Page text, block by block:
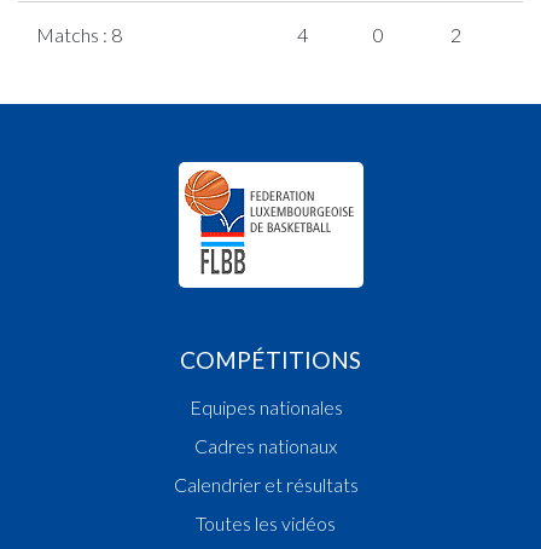
Matchs : 8 4 0 2
COMPÉTITIONS
Equipes nationales
Cadres nationaux
Calendrier et résultats
Toutes les vidéos